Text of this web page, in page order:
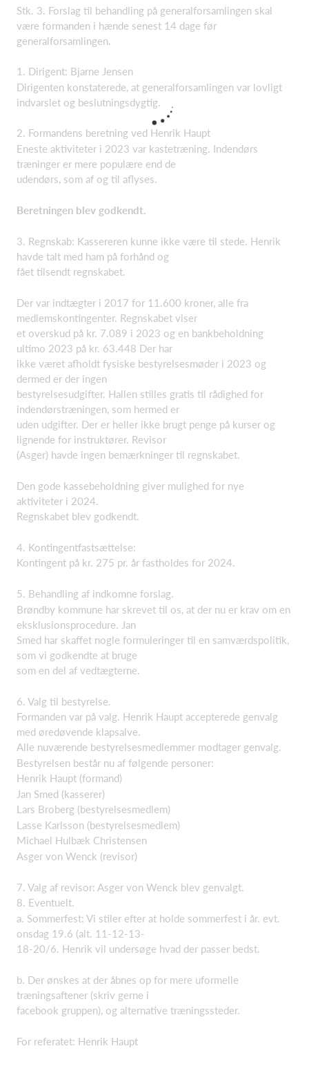
Stk. 3. Forslag til behandling på generalforsamlingen skal
være formanden i hænde senest 14 dage før
generalforsamlingen.
1. Dirigent: Bjarne Jensen
Dirigenten konstaterede, at generalforsamlingen var lovligt
indvarslet og beslutningsdygtig.
2. Formandens beretning ved Henrik Haupt
Eneste aktiviteter i 2023 var kastetræning. Indendørs
træninger er mere populære end de
udendørs, som af og til aflyses.
Beretningen blev godkendt.
3. Regnskab: Kassereren kunne ikke være til stede. Henrik
havde talt med ham på forhånd og
fået tilsendt regnskabet.
Der var indtægter i 2017 for 11.600 kroner, alle fra
medlemskontingenter. Regnskabet viser
et overskud på kr. 7.089 i 2023 og en bankbeholdning
ultimo 2023 på kr. 63.448 Der har
ikke været afholdt fysiske bestyrelsesmøder i 2023 og
dermed er der ingen
bestyrelsesudgifter. Hallen stilles gratis til rådighed for
indendørstræningen, som hermed er
uden udgifter. Der er heller ikke brugt penge på kurser og
lignende for instruktører. Revisor
(Asger) havde ingen bemærkninger til regnskabet.
Den gode kassebeholdning giver mulighed for nye
aktiviteter i 2024.
Regnskabet blev godkendt.
4. Kontingentfastsættelse:
Kontingent på kr. 275 pr. år fastholdes for 2024.
5. Behandling af indkomne forslag.
Brøndby kommune har skrevet til os, at der nu er krav om en
eksklusionsprocedure. Jan
Smed har skaffet nogle formuleringer til en samværdspolitik,
som vi godkendte at bruge
som en del af vedtægterne.
6. Valg til bestyrelse.
Formanden var på valg. Henrik Haupt accepterede genvalg
med øredøvende klapsalve.
Alle nuværende bestyrelsesmedlemmer modtager genvalg.
Bestyrelsen består nu af følgende personer:
Henrik Haupt (formand)
Jan Smed (kasserer)
Lars Broberg (bestyrelsesmedlem)
Lasse Karlsson (bestyrelsesmedlem)
Michael Hulbæk Christensen
Asger von Wenck (revisor)
7. Valg af revisor: Asger von Wenck blev genvalgt.
8. Eventuelt.
a. Sommerfest: Vi stiler efter at holde sommerfest i år. evt.
onsdag 19.6 (alt. 11-12-13-
18-20/6. Henrik vil undersøge hvad der passer bedst.
b. Der ønskes at der åbnes op for mere uformelle
træningsaftener (skriv gerne i
facebook gruppen), og alternative træningssteder.
For referatet: Henrik Haupt